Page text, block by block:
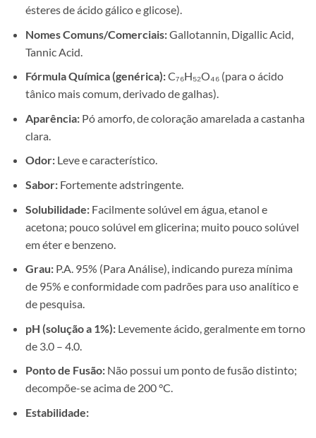
ésteres de ácido gálico e glicose).
Nomes Comuns/Comerciais:Gallotannin, Digallic Acid,
Tannic Acid.
Fórmula Química (genérica):C₇₆H₅₂O₄₆ (para o ácido
tânico mais comum, derivado de galhas).
Aparência:Pó amorfo, de coloração amarelada a castanha
clara.
Odor:Leve e característico.
Sabor:Fortemente adstringente.
Solubilidade:Facilmente solúvel em água, etanol e
acetona; pouco solúvel em glicerina; muito pouco solúvel
em éter e benzeno.
Grau:P.A. 95% (Para Análise), indicando pureza mínima
de 95% e conformidade com padrões para uso analítico e
de pesquisa.
pH (solução a 1%):Levemente ácido, geralmente em torno
de 3.0 – 4.0.
Ponto de Fusão:Não possui um ponto de fusão distinto;
decompõe-se acima de 200 °C.
Estabilidade: